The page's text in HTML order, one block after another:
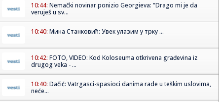
10:44: Nemački novinar ponizio Georgieva: "Drago mi je da
veruješ u sv...
10:40: Мина Станковић: Увек улазим у трку ...
10:42: FOTO, VIDEO: Kod Koloseuma otkrivena građevina iz
drugog veka - ...
10:40: Dačić: Vatrgasci-spasioci danima rade u teškim uslovima,
neće...